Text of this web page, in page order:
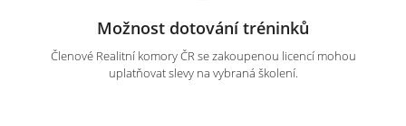
Možnost dotování tréninků
Členové Realitní komory ČR se zakoupenou licencí mohou
uplatňovat slevy na vybraná školení.